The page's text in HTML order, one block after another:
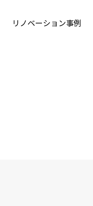
リノベーション事例